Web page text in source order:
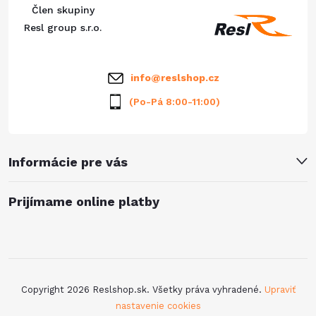
Informácie pre vás
Člen skupiny
Resl group s.r.o.
info@reslshop.cz
(Po-Pá 8:00-11:00)
Prijímame online platby
Copyright 2026 Reslshop.sk. Všetky práva vyhradené. Upraviť
nastavenie cookies